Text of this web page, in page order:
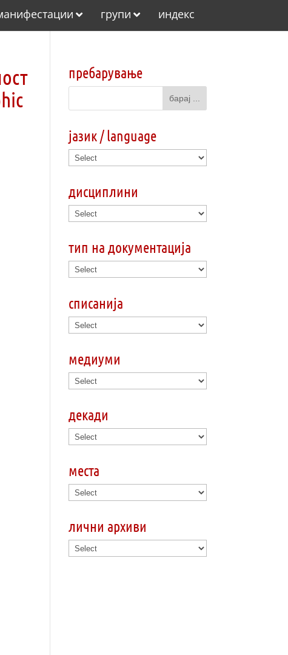
групи индекс
пребарување
јазик / language
дисциплини
тип на документација
списанија
медиуми
декади
места
лични архиви